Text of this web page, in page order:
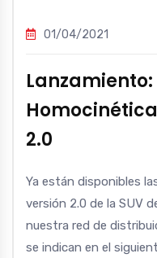
01/04/2021
2.0
Ya están disponibles
versión 2.0 de la SUV
nuestra red de
se indican en el